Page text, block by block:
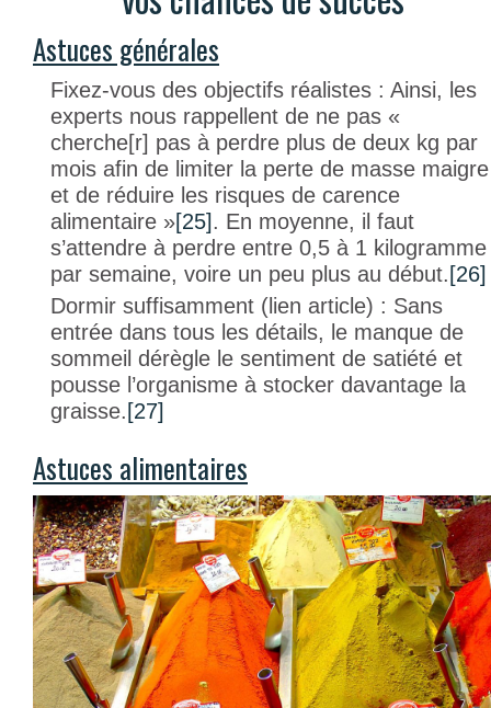
Astuces générales
Fixez-vous des objectifs réalistes : Ainsi, les
experts nous rappellent de ne pas «
cherche[r] pas à perdre plus de deux kg par
mois afin de limiter la perte de masse maigre
et de réduire les risques de carence
alimentaire »[25]. En moyenne, il faut
s’attendre à perdre entre 0,5 à 1 kilogramme
par semaine, voire un peu plus au début.[26]
Dormir suffisamment (lien article) : Sans
entrée dans tous les détails, le manque de
sommeil dérègle le sentiment de satiété et
pousse l’organisme à stocker davantage la
graisse.[27]
Astuces alimentaires